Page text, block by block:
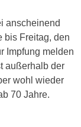
anscheinend
bis Freitag, den
Impfung melden
außerhalb der
wohl wieder
70 Jahre.